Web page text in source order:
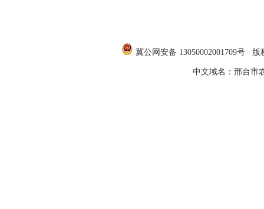
冀公网安备 13050002001709号
中文域名：邢台